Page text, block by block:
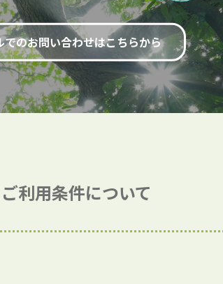
でのお問い合わせはこちらから
利用条件について